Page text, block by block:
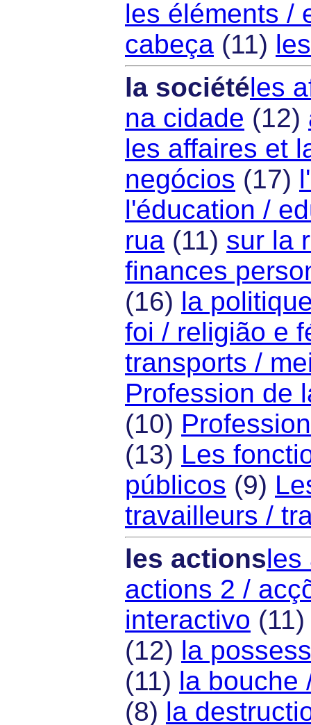
les éléments /
cabeça (11)
la sociétéles
na cidade (12)
les affaires et
negócios (17)
l'éducation /
rua (11) sur la
finances
(16) la
foi / religião e
transports /
Profession de
(10)
(13) Les
públicos (9)
travailleurs /
les actionsles
actions 2 /
interactivo
(12) la
(11) la bouche
(8) la